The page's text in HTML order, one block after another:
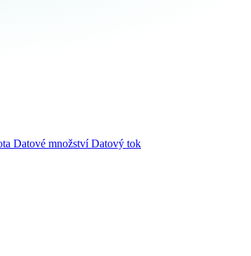
Datové množstvíDatový tok